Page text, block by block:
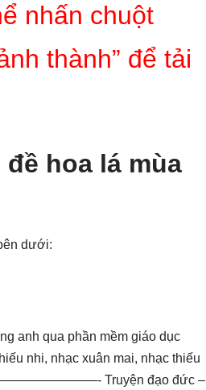
nhấn chuột
thành” để tải
hoa lá mùa
dưới:
anh qua phần mềm giáo dục
nhi, nhạc xuân mai, nhạc thiếu
Truyện đạo đức –